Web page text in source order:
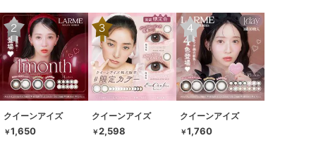
クイーンアイズ
￥1,650
クイーンアイズ
￥2,598
クイーンアイズ
￥1,760